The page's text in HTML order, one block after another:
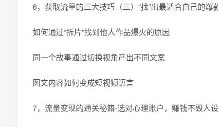
6，获取流量的三大技巧（三）“找”出最适合自己的爆
如何通过“拆片”找到他人作品爆火的原因
同一个故事通过切换视角产出不同文案
图文内容如何变成短视频语言
7，流量变现的通关秘籍-选对心理账户，赚钱不毁人设